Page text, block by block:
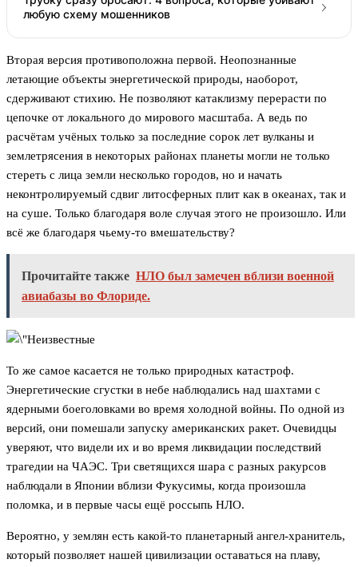
любую схему мошенников
Вторая версия противоположна первой. Неопознанные
летающие объекты энергетической природы, наоборот,
сдерживают стихию. Не позволяют катаклизму перерасти по
цепочке от локального до мирового масштаба. А ведь по
расчётам учёных только за последние сорок лет вулканы и
землетрясения в некоторых районах планеты могли не только
стереть с лица земли несколько городов, но и начать
неконтролируемый сдвиг литосферных плит как в океанах, так и
на суше. Только благодаря воле случая этого не произошло. Или
всё же благодаря чьему-то вмешательству?
Прочитайте также НЛО был замечен вблизи военной
авиабазы во Флориде.
То же самое касается не только природных катастроф.
Энергетические сгустки в небе наблюдались над шахтами с
ядерными боеголовками во время холодной войны. По одной из
версий, они помешали запуску американских ракет. Очевидцы
уверяют, что видели их и во время ликвидации последствий
трагедии на ЧАЭС. Три светящихся шара с разных ракурсов
наблюдали в Японии вблизи Фукусимы, когда произошла
поломка, и в первые часы ещё россыпь НЛО.
Вероятно, у землян есть какой-то планетарный ангел-хранитель,
который позволяет нашей цивилизации оставаться на плаву,